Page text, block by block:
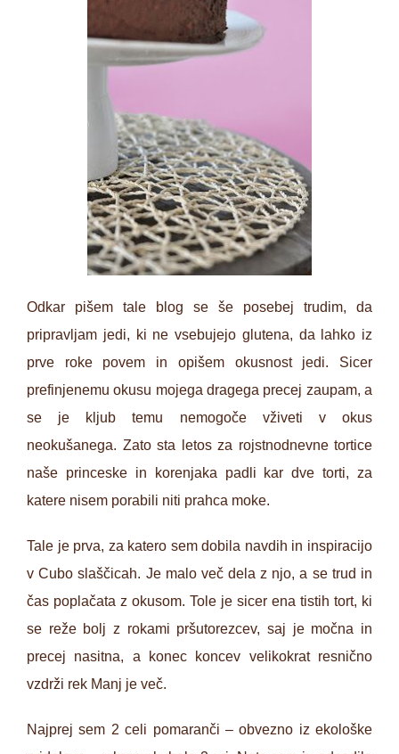
Odkar pišem tale blog se še posebej trudim, da
pripravljam jedi, ki ne vsebujejo glutena, da lahko iz
prve roke povem in opišem okusnost jedi. Sicer
prefinjenemu okusu mojega dragega precej zaupam, a
se je kljub temu nemogoče vživeti v okus
neokušanega. Zato sta letos za rojstnodnevne tortice
naše princeske in korenjaka padli kar dve torti, za
katere nisem porabili niti prahca moke.
Tale je prva, za katero sem dobila navdih in inspiracijo
v Cubo slaščicah. Je malo več dela z njo, a se trud in
čas poplačata z okusom. Tole je sicer ena tistih tort, ki
se reže bolj z rokami pršutorezcev, saj je močna in
precej nasitna, a konec koncev velikokrat resnično
vzdrži rek Manj je več.
Najprej sem 2 celi pomaranči – obvezno iz ekološke